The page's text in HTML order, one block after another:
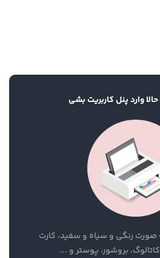
وارد پنل کاربریت بشی
صورت رنگی و سیاه و سفید، کارت
بروشور، پوستر و ...